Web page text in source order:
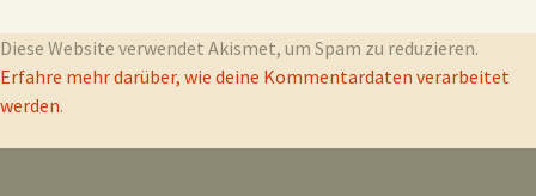
Diese Website verwendet Akismet, um Spam zu reduzieren.
Erfahre mehr darüber, wie deine Kommentardaten verarbeitet
werden.